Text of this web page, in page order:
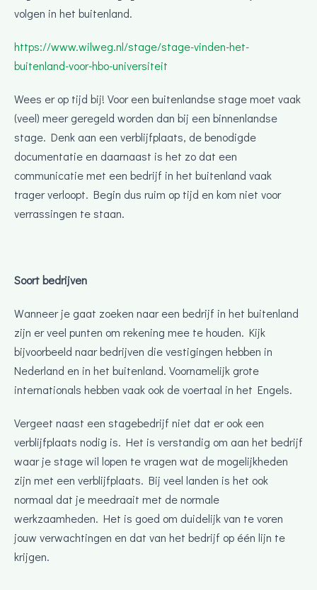
volgen in het buitenland.
https://www.wilweg.nl/stage/stage-vinden-het-
buitenland-voor-hbo-universiteit
Wees er op tijd bij! Voor een buitenlandse stage moet vaak
(veel) meer geregeld worden dan bij een binnenlandse
stage. Denk aan een verblijfplaats, de benodigde
documentatie en daarnaast is het zo dat een
communicatie met een bedrijf in het buitenland vaak
trager verloopt. Begin dus ruim op tijd en kom niet voor
verrassingen te staan.
Soort bedrijven
Wanneer je gaat zoeken naar een bedrijf in het buitenland
zijn er veel punten om rekening mee te houden. Kijk
bijvoorbeeld naar bedrijven die vestigingen hebben in
Nederland en in het buitenland. Voornamelijk grote
internationals hebben vaak ook de voertaal in het Engels.
Vergeet naast een stagebedrijf niet dat er ook een
verblijfplaats nodig is. Het is verstandig om aan het bedrijf
waar je stage wil lopen te vragen wat de mogelijkheden
zijn met een verblijfplaats. Bij veel landen is het ook
normaal dat je meedraait met de normale
werkzaamheden. Het is goed om duidelijk van te voren
jouw verwachtingen en dat van het bedrijf op één lijn te
krijgen.